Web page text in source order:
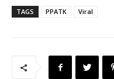
TAGS PPATK Viral